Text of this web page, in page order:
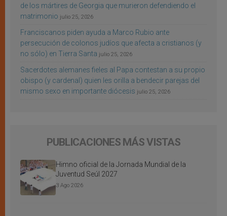
de los mártires de Georgia que murieron defendiendo el
matrimonio julio 25, 2026
Franciscanos piden ayuda a Marco Rubio ante
persecución de colonos judíos que afecta a cristianos (y
no sólo) en Tierra Santa julio 25, 2026
Sacerdotes alemanes fieles al Papa contestan a su propio
obispo (y cardenal) quien les orilla a bendecir parejas del
mismo sexo en importante diócesis julio 25, 2026
PUBLICACIONES MÁS VISTAS
Himno oficial de la Jornada Mundial de la
Juventud Seúl 2027
3 Ago 2026